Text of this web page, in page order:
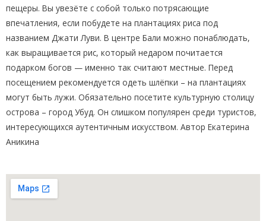
пещеры. Вы увезёте с собой только потрясающие
впечатления, если побудете на плантациях риса под
названием Джати Луви. В центре Бали можно понаблюдать,
как выращивается рис, который недаром почитается
подарком богов — именно так считают местные. Перед
посещением рекомендуется одеть шлёпки – на плантациях
могут быть лужи. Обязательно посетите культурную столицу
острова – город Убуд. Он слишком популярен среди туристов,
интересующихся аутентичным искусством. Автор Екатерина
Аникина